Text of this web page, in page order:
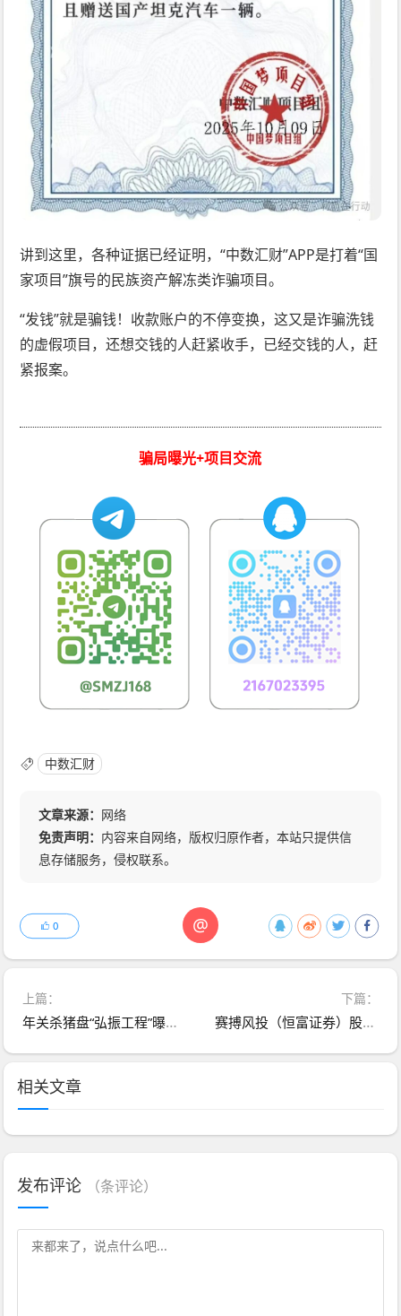
讲到这里，各种证据已经证明，“中数汇财”APP是打着“国
家项目”旗号的民族资产解冻类诈骗项目。
“发钱”就是骗钱！收款账户的不停变换，这又是诈骗洗钱
的虚假项目，还想交钱的人赶紧收手，已经交钱的人，赶
紧报案。
骗局曝光+项目交流
中数汇财
文章来源： 网络
免责声明： 内容来自网络，版权归原作者，本站只提供信
息存储服务，侵权联系。
@
0
上篇：
年关杀猪盘“弘振工程”曝光！这个打着“国家工程”旗号的APP，正在疯狂吸金！
下篇：
赛搏风投（恒富证券）股票带单类资金盘骗局，会员7万多，操盘手圈钱过亿，官方发布预警，大量单割受害者，月底前肯定是要崩盘跑路了…
相关文章
发布评论 （条评论）